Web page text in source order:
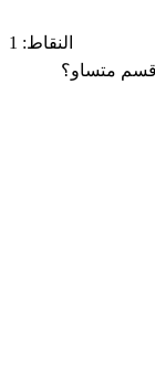
النقاط: 1
متساو؟